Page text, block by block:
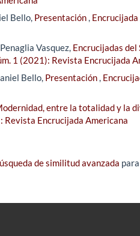
Bello, Presentación,
Vasquez, Encrucijadas del
1 (2021): Revista Encrucijada
Bello, Presentación,
entre la totalidad y la
Revista Encrucijada Americana
de similitud avanzada